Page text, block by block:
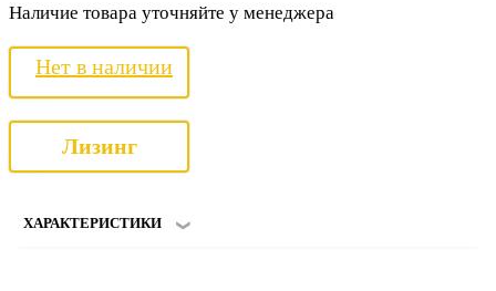
Наличие товара уточняйте у менеджера
Нет в наличии
Лизинг
ХАРАКТЕРИСТИКИ